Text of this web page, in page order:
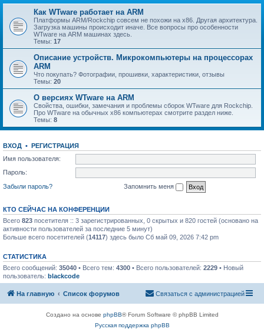
Как WTware работает на ARM
Платформы ARM/Rockchip совсем не похожи на x86. Другая архитектура.
Загрузка машины происходит иначе. Все вопросы про особенности
WTware на ARM машинах здесь.
Темы: 17
Описание устройств. Микрокомпьютеры на процессорах
ARM
Что покупать? Фотографии, прошивки, характеристики, отзывы
Темы: 20
О версиях WTware на ARM
Свойства, ошибки, замечания и проблемы сборок WTware для Rockchip.
Про WTware на обычных x86 компьютерах смотрите раздел ниже.
Темы: 8
ВХОД • РЕГИСТРАЦИЯ
Имя пользователя:
Пароль:
Забыли пароль?
Запомнить меня
КТО СЕЙЧАС НА КОНФЕРЕНЦИИ
Всего 823 посетителя :: 3 зарегистрированных, 0 скрытых и 820 гостей (основано на
активности пользователей за последние 5 минут)
Больше всего посетителей (14117) здесь было Сб май 09, 2026 7:42 pm
СТАТИСТИКА
Всего сообщений: 35040 • Всего тем: 4300 • Всего пользователей: 2229 • Новый
пользователь: blackcode
На главную Список форумов Связаться с администрацией
Создано на основе phpBB® Forum Software © phpBB Limited
Русская поддержка phpBB